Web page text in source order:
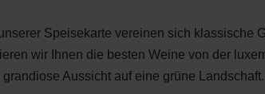
Speisekarte vereinen sich klassische
wir Ihnen die besten Weine von der
grandiose Aussicht auf eine grüne